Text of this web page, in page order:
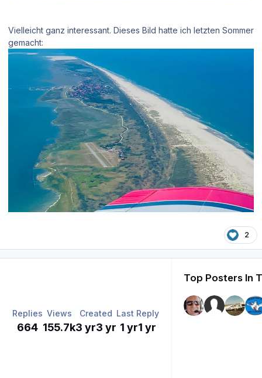
Vielleicht ganz interessant. Dieses Bild hatte ich letzten Sommer
gemacht:
2
Replies
664
Views
155.7k
Created
3 yr3 yr
Last Reply
1 yr1 yr
Top Posters In